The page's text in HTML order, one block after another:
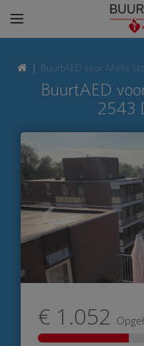
BuurtAED voor Melis
BuurtAED
2543
€ 1.052